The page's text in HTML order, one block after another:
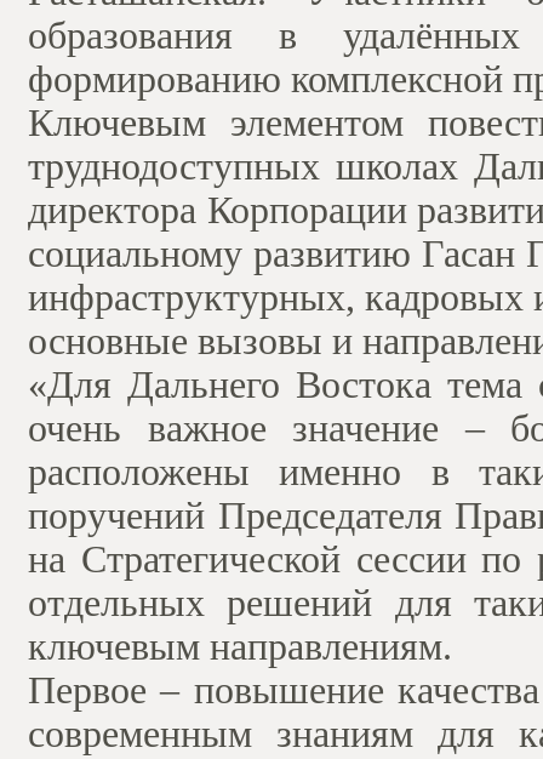
образования в
формированию комплексной
Ключевым элементом
труднодоступных школах
директора Корпорации
социальному развитию Гасан
инфраструктурных, кадровых
основные вызовы и
«Для Дальнего Востока
очень важное значение –
расположены именно в
поручений Председателя
на Стратегической сессии
отдельных решений для
ключевым направлениям.
Первое – повышение
современным знаниям для